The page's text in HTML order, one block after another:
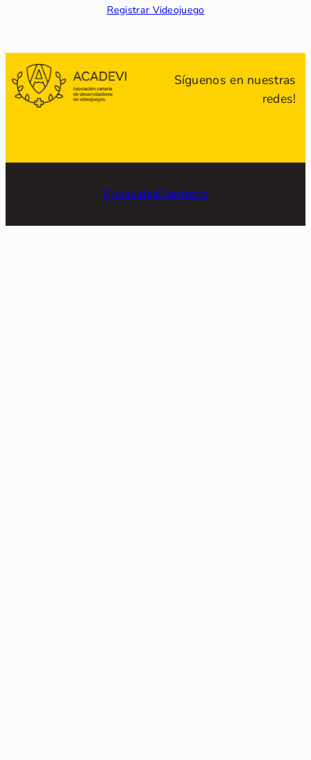
Registrar Videojuego
Síguenos en nuestras
redes!
PrivacidadContacto